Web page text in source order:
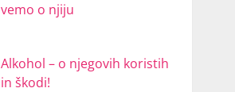
vemo o njiju
Alkohol – o njegovih koristih
in škodi!